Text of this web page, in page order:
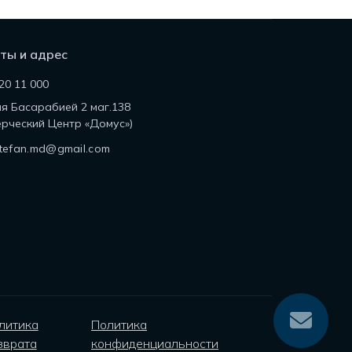
и адрес
11 000
Басарабией 2 маг.138
Центр «Домус»)
Политика
конфиденциальности